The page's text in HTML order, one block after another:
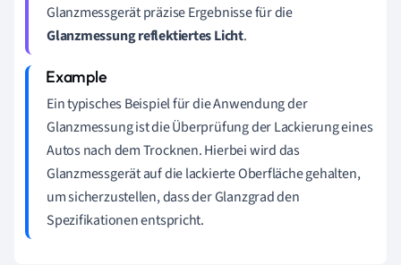
Glanzmessgerät präzise Ergebnisse für die
Glanzmessung reflektiertes Licht.
Ein typisches Beispiel für die Anwendung der
Glanzmessung ist die Überprüfung der Lackierung eines
Autos nach dem Trocknen. Hierbei wird das
Glanzmessgerät auf die lackierte Oberfläche gehalten,
um sicherzustellen, dass der Glanzgrad den
Spezifikationen entspricht.